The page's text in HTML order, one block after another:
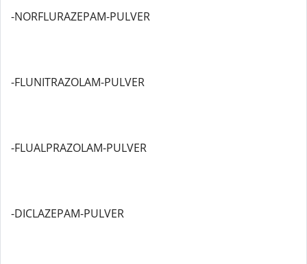
-NORFLURAZEPAM-PULVER
-FLUNITRAZOLAM-PULVER
-FLUALPRAZOLAM-PULVER
-DICLAZEPAM-PULVER